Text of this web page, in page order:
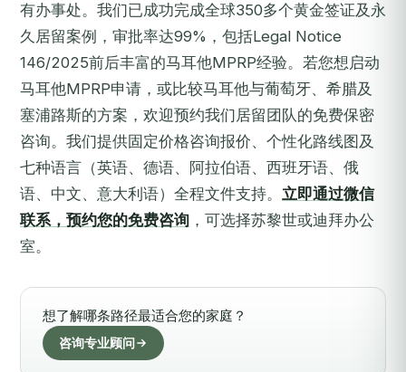
有办事处。我们已成功完成全球350多个黄金签证及永
久居留案例，审批率达99%，包括Legal Notice
146/2025前后丰富的马耳他MPRP经验。若您想启动
马耳他MPRP申请，或比较马耳他与葡萄牙、希腊及
塞浦路斯的方案，欢迎预约我们居留团队的免费保密
咨询。我们提供固定价格咨询报价、个性化路线图及
七种语言（英语、德语、阿拉伯语、西班牙语、俄
语、中文、意大利语）全程文件支持。 立即通过微信
联系，预约您的免费咨询 ，可选择苏黎世或迪拜办公
室。
想了解哪条路径最适合您的家庭？
咨询专业顾问